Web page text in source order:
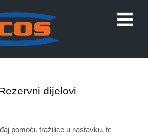
dijelovi
pomoću tražilice u nastavku, te